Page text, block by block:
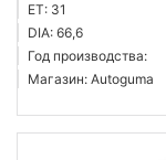
ET: 31
DIA: 66,6
Год производства:
Магазин: Autoguma